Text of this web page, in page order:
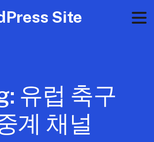
Site
유럽 축구
계 채널